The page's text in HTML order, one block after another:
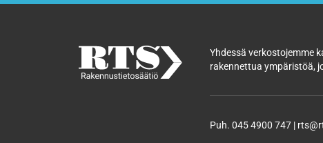
Yhdessä verkostojemme
rakennettua ympäristöä,
Puh. 045 4900 747 |